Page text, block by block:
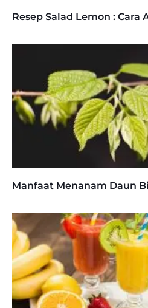
Resep Salad Lemon : Cara
Manfaat Menanam Daun